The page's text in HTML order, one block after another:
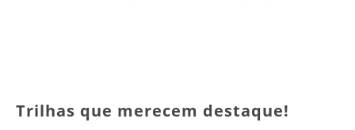
Trilhas que merecem destaque!